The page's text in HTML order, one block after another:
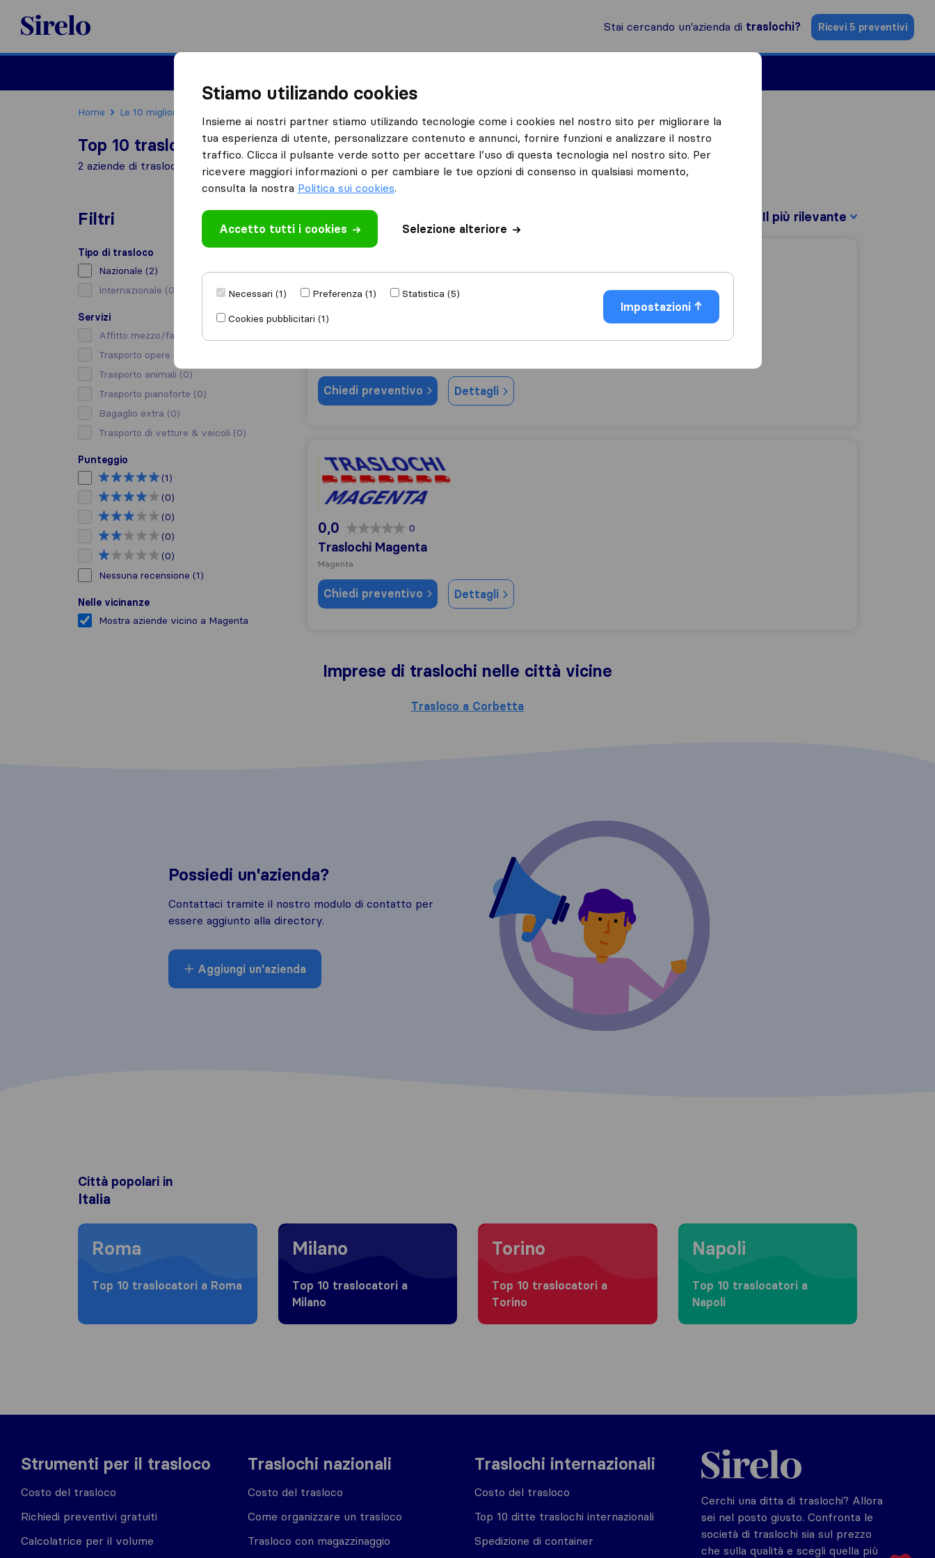
Sirelo.it
Stai cercando un'azienda di traslochi? Ricevi 5 preventivi
Home Le 10 migliori aziende di traslochi in Italia
Top 10 traslocatori a Magenta
2 aziende di traslochi trovate a Magenta
Filtri
Tipo di trasloco
Nazionale (2)
Internazionale (0)
Servizi
Affitto mezzo/facchino
Trasporto opere d’arte
Trasporto animali (0)
Trasporto pianoforte (0)
Bagaglio extra (0)
Trasporto di vetture & veicoli (0)
Punteggio
(1)
(0)
(0)
(0)
(0)
Nessuna recensione (1)
Nelle vicinanze
Mostra aziende vicino a Magenta
9,8
MauryTLC Traslochi
Chiedi preventivo Dettagli
Traslochi Magenta
0,0 0
Traslochi Magenta
Magenta
Chiedi preventivo Dettagli
Imprese di traslochi nelle città vicine
Trasloco a Corbetta
Possiedi un'azienda?
Contattaci tramite il nostro modulo di contatto per
essere aggiunto alla directory.
Aggiungi un'azienda
Città popolari in
Italia
Moving to Roma
Roma
Top 10 traslocatori a Roma
Moving to Milano
Milano
Top 10 traslocatori a
Milano
Moving to Torino
Torino
Top 10 traslocatori a
Torino
Moving to Napoli
Napoli
Top 10 traslocatori a
Napoli
Strumenti per il trasloco
Costo del trasloco
Richiedi preventivi gratuiti
Calcolatrice per il volume
Traslochi nazionali
Costo del trasloco
Come organizzare un trasloco
Trasloco con magazzinaggio
Traslochi internazionali
Costo del trasloco
Top 10 ditte traslochi internazionali
Spedizione di container
Sirelo.it
Cerchi una ditta di traslochi? Allora
sei nel posto giusto. Confronta le
società di traslochi sia sul prezzo
che sulla qualità e scegli quella più
Stiamo utilizando cookies
Insieme ai nostri partner stiamo utilizando tecnologie come i cookies nel nostro sito per migliorare la
tua esperienza di utente, personalizzare contenuto e annunci, fornire funzioni e analizzare il nostro
traffico. Clicca il pulsante verde sotto per accettare l’uso di questa tecnologia nel nostro sito. Per
ricevere maggiori informazioni o per cambiare le tue opzioni di consenso in qualsiasi momento,
consulta la nostra Politica sui cookies.
Accetto tutti i cookies Selezione alteriore
Necessari (1) Preferenza (1)
Statistica (5)
Cookies pubblicitari (1)
Impostazioni